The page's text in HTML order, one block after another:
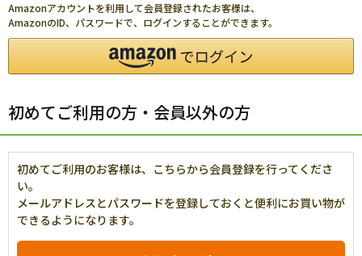
Amazonアカウントを利用して会員登録されたお客様は、
AmazonのID、パスワードで、ログインすることができます。
初めてご利用の方・会員以外の方
初めてご利用のお客様は、こちらから会員登録を行ってくださ
い。
メールアドレスとパスワードを登録しておくと便利にお買い物が
できるようになります。